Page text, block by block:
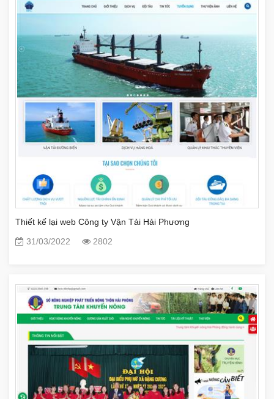
Thiết kế lại web Công ty Vận Tải Hải Phương
31/03/2022
2802